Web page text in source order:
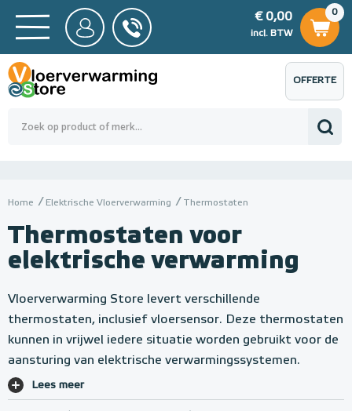
BTW
0,00
0
€ 0,00
incl. BTW
€ 0,00
OFFERTE
AANVRAGEN
Home Elektrische Vloerverwarming Thermostaten
Thermostaten voor
elektrische verwarming
Vloerverwarming Store levert verschillende
thermostaten, inclusief vloersensor. Deze thermostaten
kunnen in vrijwel iedere situatie worden gebruikt voor de
aansturing van elektrische verwarmingssystemen.
Lees meer